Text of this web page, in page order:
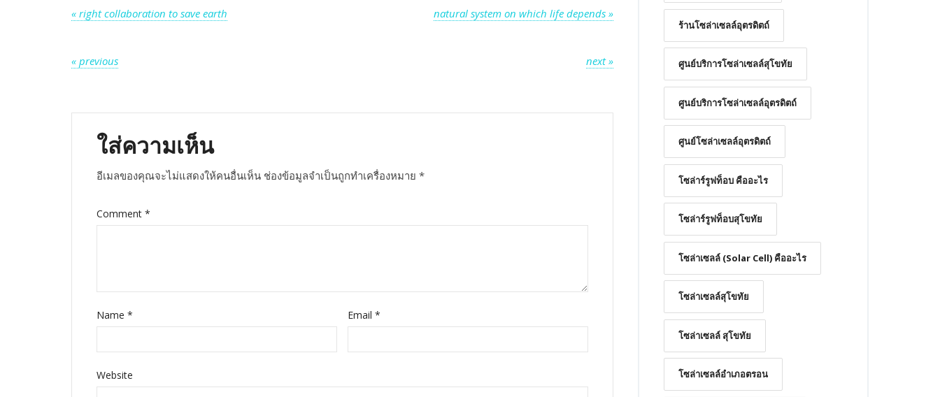
แนะแนว
เรื่อง
natural system on which life depends »
« right collaboration to save earth
แนะแนว
next »
« previous
ใส่ความเห็น
อีเมลของคุณจะไม่แสดงให้คนอื่นเห็น ช่องข้อมูลจำเป็นถูกทำเครื่องหมาย *
Comment *
Name * Email *
Website
ร้านโซล่าเซลล์อุตรดิตถ์
ศูนย์บริการโซล่าเซลล์สุโขทัย
ศูนย์บริการโซล่าเซลล์อุตรดิตถ์
ศูนย์โซล่าเซลล์อุตรดิตถ์
โซล่าร์รูฟท็อบ คืออะไร
โซล่าร์รูฟท็อบสุโขทัย
โซล่าเซลล์ (Solar Cell) คืออะไร
โซล่าเซลล์สุโขทัย
โซล่าเซลล์ สุโขทัย
โซล่าเซลล์อำเภอตรอน